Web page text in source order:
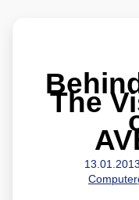
The
13.01.2013